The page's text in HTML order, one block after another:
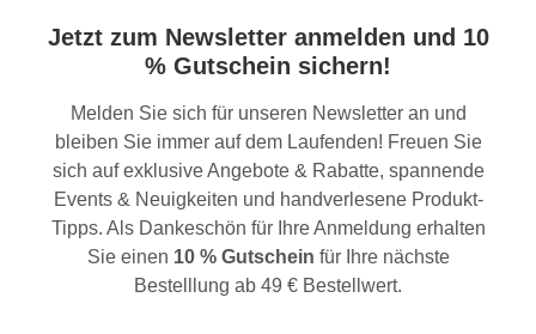
Jetzt zum Newsletter anmelden und 10
% Gutschein sichern!
Melden Sie sich für unseren Newsletter an und
bleiben Sie immer auf dem Laufenden! Freuen Sie
sich auf exklusive Angebote & Rabatte, spannende
Events & Neuigkeiten und handverlesene Produkt-
Tipps. Als Dankeschön für Ihre Anmeldung erhalten
Sie einen 10 % Gutschein für Ihre nächste
Bestelllung ab 49 € Bestellwert.